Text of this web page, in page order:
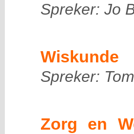
Spreker: Jo
Wiskunde
Spreker:
Zorg en